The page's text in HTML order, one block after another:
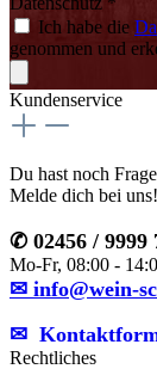
Ich habe die
genommen und
Kundenservice
Du hast noch
Melde dich bei uns!
✆ 02456 / 9999
Mo-Fr, 08:00 -
✉ info@wein-
✉︎
Rechtliches